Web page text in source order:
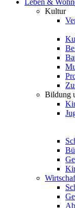
Leben &
Kultur
Bildung